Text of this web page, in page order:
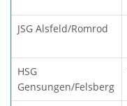
JSG Alsfeld/Romrod
HSG
Gensungen/Felsberg